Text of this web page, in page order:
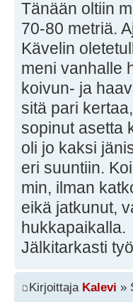
Tänään oltiin
70-80 metriä.
Kävelin
meni vanhalle
koivun- ja
sitä pari
sopinut asetta
oli jo kaksi
eri suuntiin.
min, ilman
eikä jatkunut,
hukkapaikalla.
Jälkitarkasti
Kirjoittaja Kalevi »